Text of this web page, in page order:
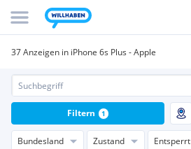
37 Anzeigen in iPhone 6s Plus - Apple
Bundesland Zustand Entsperrt
Filtern 1